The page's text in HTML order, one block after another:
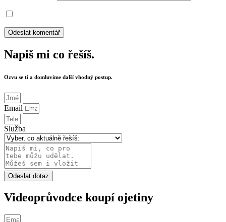
Napiš mi co řešíš.
Ozvu se ti a domluvime další vhodný postup.
Email
Služba
Odeslat dotaz
Videoprůvodce koupí ojetiny